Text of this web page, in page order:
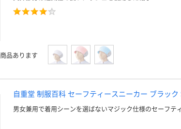
商品あります
自重堂 制服百科 セーフティースニーカー ブラック
男女兼用で着用シーンを選ばないマジック仕様のセーフテ